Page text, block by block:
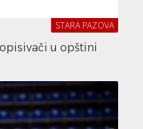
STARA PAZOVA
u opštini